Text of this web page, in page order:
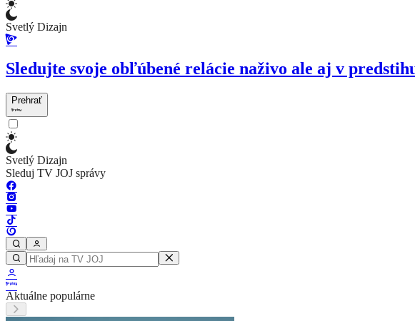
Svetlý Dizajn
Sledujte svoje obľúbené relácie naživo ale aj v
Prehrať
Svetlý Dizajn
Sleduj TV JOJ správy
Aktuálne populárne